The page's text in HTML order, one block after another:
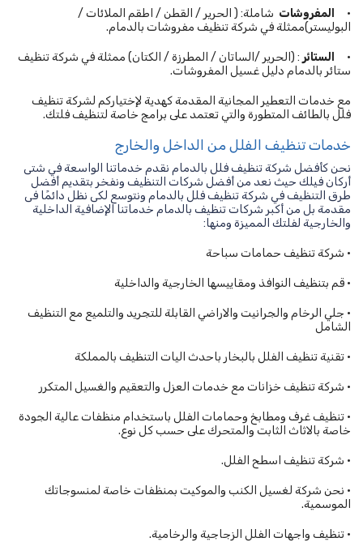
• المفروشات شاملة: ( الحرير / القطن / اطقم الملائات /
البوليستر)ممثلة في شركة تنظيف مفروشات بالدمام.
• الستائر : (الحرير /الساتان / المطرزة / الكتان) ممثلة في شركة تنظيف
ستائر بالدمام دليل غسيل المفروشات.
مع خدمات التعطير المجانية المقدمة كهدية لإختياركم لشركة تنظيف
فلل بالطائف المتطورة والتي تعتمد على برامج خاصة لتنظيف فلتك.
خدمات تنظيف الفلل من الداخل والخارج
نحن كأفضل شركة تنظيف فلل بالدمام نقدم خدماتنا الواسعة في شتى
أركان فيلك حيث نعد من أفضل شركات التنظيف ونفخر بتقديم أفضل
طرق التنظيف في شركة تنظيف فلل بالدمام ونتوسع لكى نظل دائمًا فى
مقدمة بل من أكبر شركات تنظيف بالدمام خدماتنا الإضافية الداخلية
والخارجية لفلتك المميزة ومنها:
• شركة تنظيف حمامات سباحة
• قم بتنظيف النوافذ ومقاييسها الخارجية والداخلية
• جلي الرخام والجرانيت والاراضي القابلة للتجريد والتلميع مع التنظيف
الشامل
• تقنية تنظيف الفلل بالبخار باحدث اليات التنظيف بالمملكة
• شركة تنظيف خزانات مع خدمات العزل والتعقيم والغسيل المتكرر
• تنظيف غرف ومطابخ وحمامات الفلل باستخدام منظفات عالية الجودة
خاصة بالاثاث الثابت والمتحرك على حسب كل نوع.
• شركة تنظيف اسطح الفلل.
• نحن شركة لغسيل الكنب والموكيت بمنظفات خاصة لمنسوجاتك
الموسمية.
• تنظيف واجهات الفلل الزجاجية والرخامية.